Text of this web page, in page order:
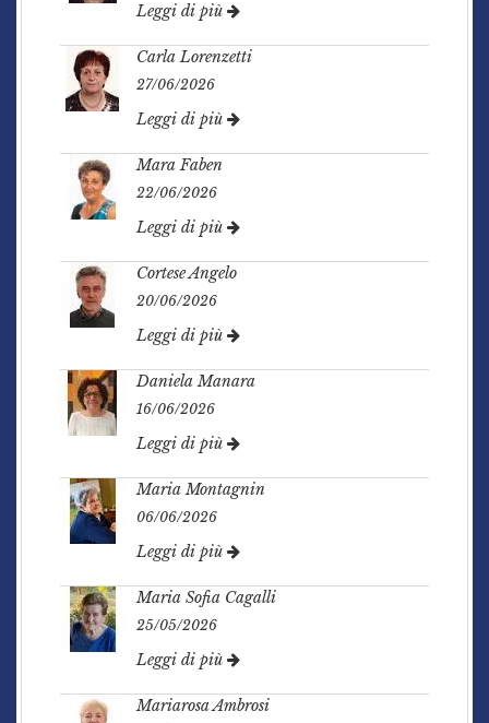
Leggi di più
Carla Lorenzetti
27/06/2026
Leggi di più
Mara Faben
22/06/2026
Leggi di più
Cortese Angelo
20/06/2026
Leggi di più
Daniela Manara
16/06/2026
Leggi di più
Maria Montagnin
06/06/2026
Leggi di più
Maria Sofia Cagalli
25/05/2026
Leggi di più
Mariarosa Ambrosi